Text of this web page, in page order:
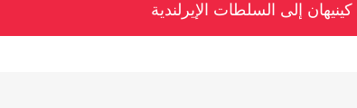
إلى السلطات الإيرلندية